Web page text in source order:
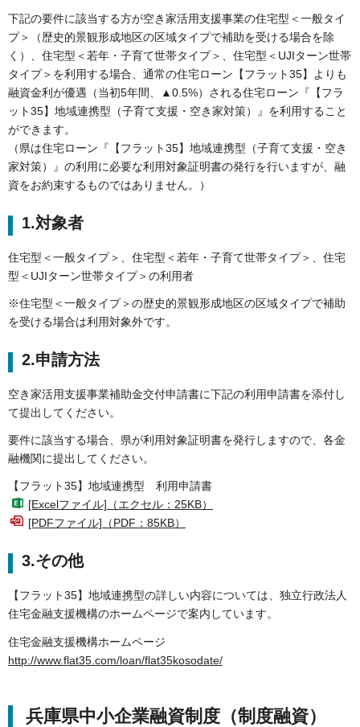
下記の要件に該当する方が空き家活用支援事業の住宅型＜一般タイ
プ＞（歴史的景観形成地区の区域タイプで補助を受ける場合を除
く）、住宅型＜若年・子育て世帯タイプ＞、住宅型＜UJIターン世帯
タイプ＞を利用する場合、通常の住宅ローン【フラット35】よりも
融資金利が優遇（当初5年間、▲0.5%）される住宅ローン『【フラ
ット35】地域連携型（子育て支援・空き家対策）』を利用すること
ができます。
（県は住宅ローン『【フラット35】地域連携型（子育て支援・空き
家対策）』の利用に必要な利用対象証明書の発行を行いますが、融
資をお約束するものではありません。）
1.対象者
住宅型＜一般タイプ＞、住宅型＜若年・子育て世帯タイプ＞、住宅
型＜UJIターン世帯タイプ＞の利用者
※住宅型＜一般タイプ＞の歴史的景観形成地区の区域タイプで補助
を受ける場合は利用対象外です。
2.申請方法
空き家活用支援事業補助金交付申請書に下記の利用申請書を添付し
て提出してください。
要件に該当する場合、県が利用対象証明書を発行しますので、各金
融機関に提出してください。
【フラット35】地域連携型 利用申請書
[Excelファイル]（エクセル：25KB）
[PDFファイル]（PDF：85KB）
3.その他
【フラット35】地域連携型の詳しい内容については、独立行政法人
住宅金融支援機構のホームページで案内しています。
住宅金融支援機構ホームページ
http://www.flat35.com/loan/flat35kosodate/
兵庫県中小企業融資制度（制度融資）